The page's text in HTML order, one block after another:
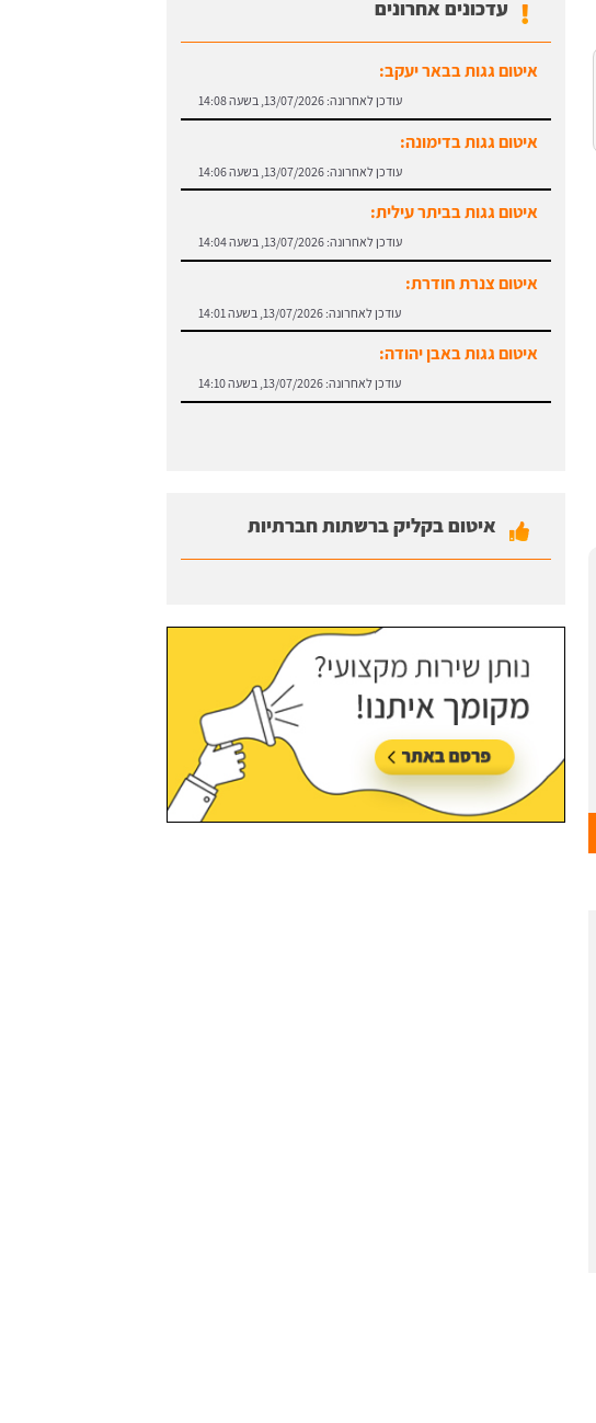
עדכונים אחרונים
איטום גגות בבאר יעקב:
עודכן לאחרונה: 13/07/2026, בשעה 14:08
איטום גגות בדימונה:
עודכן לאחרונה: 13/07/2026, בשעה 14:06
איטום גגות בביתר עילית:
עודכן לאחרונה: 13/07/2026, בשעה 14:04
איטום צנרת חודרת:
עודכן לאחרונה: 13/07/2026, בשעה 14:01
איטום גגות באבן יהודה:
עודכן לאחרונה: 13/07/2026, בשעה 14:10
איטום בקליק ברשתות חברתיות